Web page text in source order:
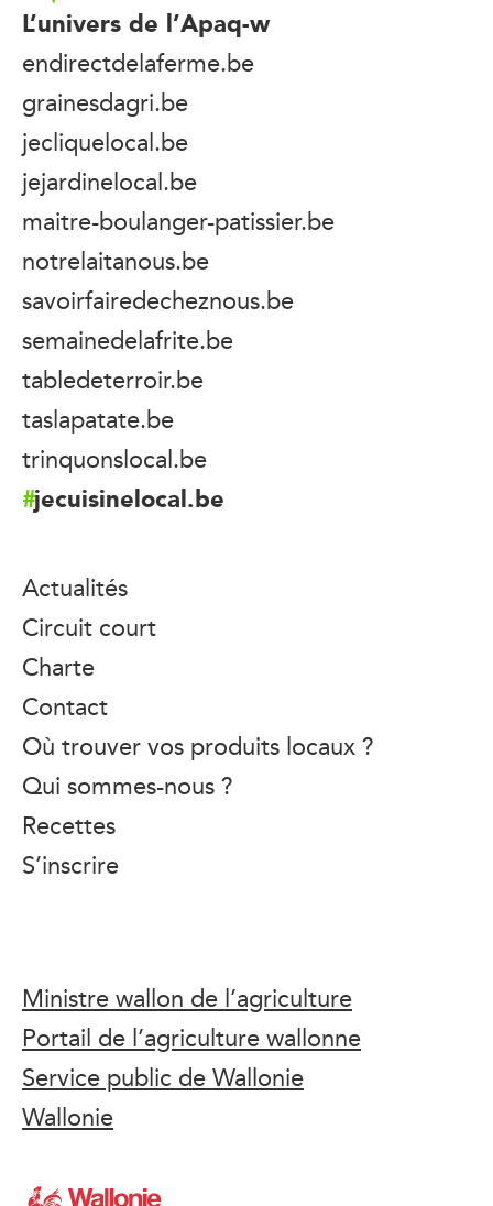
L’univers de l’Apaq-w
endirectdelaferme.be
grainesdagri.be
jecliquelocal.be
jejardinelocal.be
maitre-boulanger-patissier.be
notrelaitanous.be
savoirfairedecheznous.be
semainedelafrite.be
tabledeterroir.be
taslapatate.be
trinquonslocal.be
jecuisinelocal.be
Actualités
Circuit court
Charte
Contact
Où trouver vos produits locaux ?
Qui sommes-nous ?
Recettes
S’inscrire
Ministre wallon de l’agriculture
Portail de l’agriculture wallonne
Service public de Wallonie
Wallonie